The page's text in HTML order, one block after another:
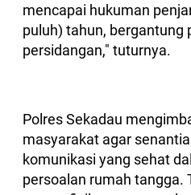
mencapai hukuman
puluh) tahun, bergantung
persidangan," tuturnya.
Polres Sekadau
masyarakat agar
komunikasi yang sehat
persoalan rumah tangga.